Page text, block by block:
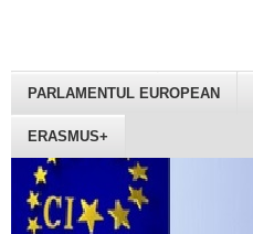
PARLAMENTUL EUROPEAN
ERASMUS+